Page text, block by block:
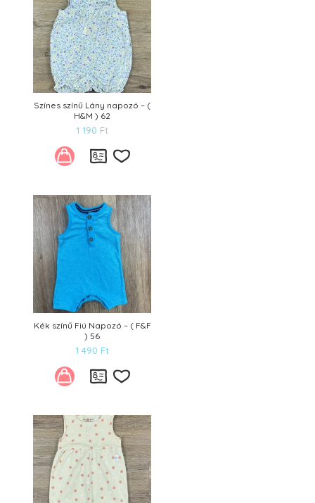
Színes színű Lány napozó – (
H&M ) 62
1 190 Ft
Kívánságlistára
Kék színű Fiú Napozó – ( F&F
) 56
1 490 Ft
Kívánságlistára